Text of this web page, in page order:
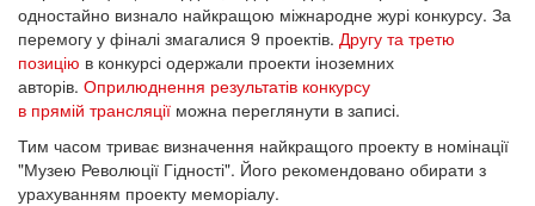
одностайно визнало найкращою міжнародне журі конкурсу. За
перемогу у фіналі змагалися 9 проектів. Другу та третю
позицію в конкурсі одержали проекти іноземних
авторів. Оприлюднення результатів конкурсу
в прямій трансляції можна переглянути в записі.
Тим часом триває визначення найкращого проекту в номінації
"Музею Революції Гідності". Його рекомендовано обирати з
урахуванням проекту меморіалу.